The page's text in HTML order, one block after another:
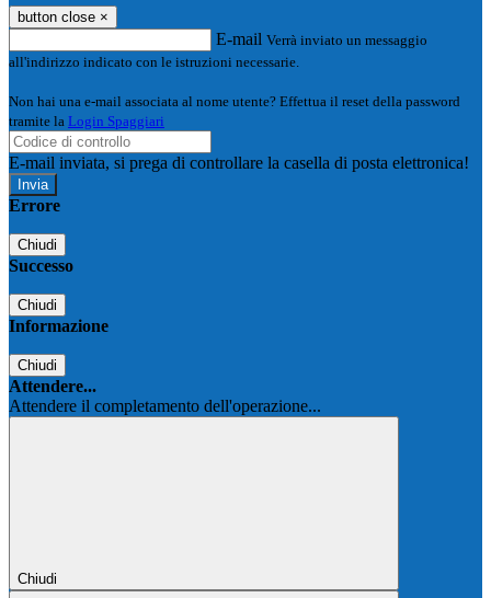
button close ×
E-mail Verrà inviato un messaggio
all'indirizzo indicato con le istruzioni necessarie.
Non hai una e-mail associata al nome utente? Effettua il reset della password
tramite la Login Spaggiari
E-mail inviata, si prega di controllare la casella di posta elettronica!
Errore
Chiudi
Successo
Chiudi
Informazione
Chiudi
Attendere...
Attendere il completamento dell'operazione...
Chiudi